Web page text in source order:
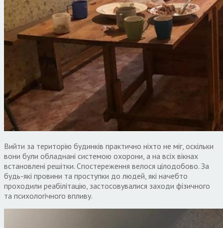
Вийти за територію будинків практично ніхто не міг, оскільки
вони були обладнані системою охорони, а на всіх вікнах
встановлені решітки. Спостереження велося цілодобово. За
будь-які провини та проступки до людей, які начебто
проходили реабілітацію, застосовувалися заходи фізичного
та психологічного впливу.